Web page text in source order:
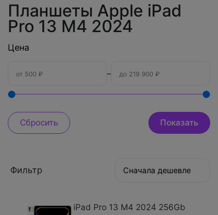
Планшеты Apple iPad
Pro 13 М4 2024
Цена
–
Фильтр Сначала дешевле
iPad Pro 13 М4 2024 256Gb